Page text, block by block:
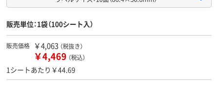
販売単位：1袋（100シート入）
販売価格 ￥4,063 （税抜き）
￥4,469 （税込）
1シートあたり￥44.69